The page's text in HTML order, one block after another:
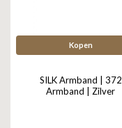
Kopen
SILK Armband | 372
Armband | Zilver